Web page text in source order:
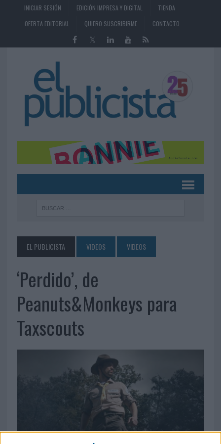
INICIAR SESIÓN EDICIÓN IMPRESA Y DIGITAL
TIENDA
OFERTA EDITORIAL
QUIERO SUSCRIBIRME CONTACTO
EL PUBLICISTA VIDEOS VIDEOS
‘Perdido’, de
Peanuts&Monkeys para
Taxscouts